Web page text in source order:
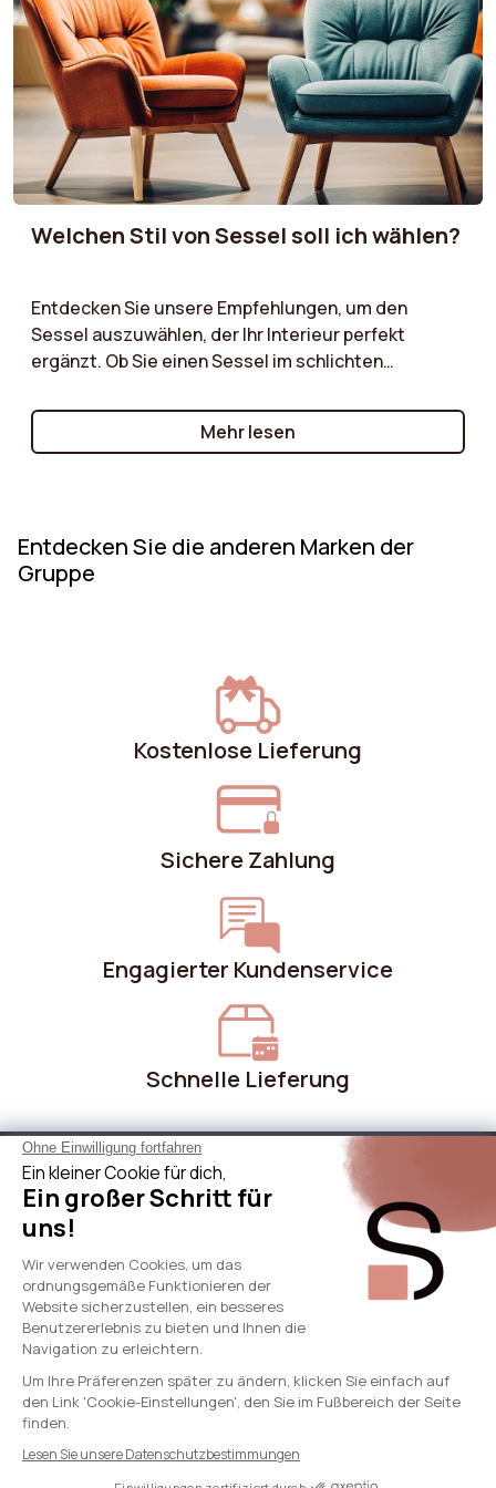
Ihnen, die richtige Wahl zu treffen.
Welchen Stil von Sessel soll ich wählen?
Entdecken Sie unsere Empfehlungen, um den
Sessel auszuwählen, der Ihr Interieur perfekt
ergänzt. Ob Sie einen Sessel im schlichten
Modell oder einen zeitlosen klassischen Sessel
suchen – wir führen Sie durch die wesentlichen
Mehr lesen
Entdecken Sie die anderen Marken der
Gruppe
Kostenlose Lieferung
Sichere Zahlung
Engagierter Kundenservice
Schnelle Lieferung
Über Sicaan
Unsere Leistungen
Brauche Hilfe
International
Cookie-Richtlinie